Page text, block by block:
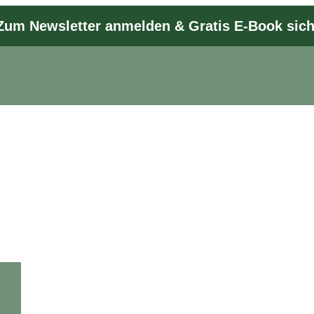
Newsletter anmelden & Gratis E-Book